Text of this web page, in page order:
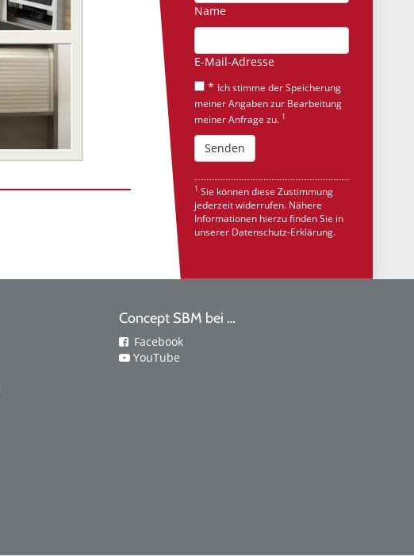
Name
E-Mail-Adresse
* Ich stimme der Speicherung
meiner Angaben zur Bearbeitung
meiner Anfrage zu. 1
1 Sie können diese Zustimmung
jederzeit widerrufen. Nähere
Informationen hierzu finden Sie in
unserer Datenschutz-Erklärung.
Concept SBM bei …
Facebook
YouTube